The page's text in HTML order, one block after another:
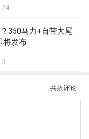
24
350马力+自带大尾
将发布
0
共条评论